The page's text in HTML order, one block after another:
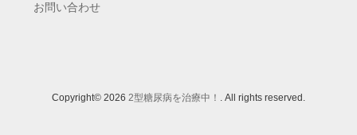
お問い合わせ
Copyright© 2026 2型糖尿病を治療中！ . All rights reserved.